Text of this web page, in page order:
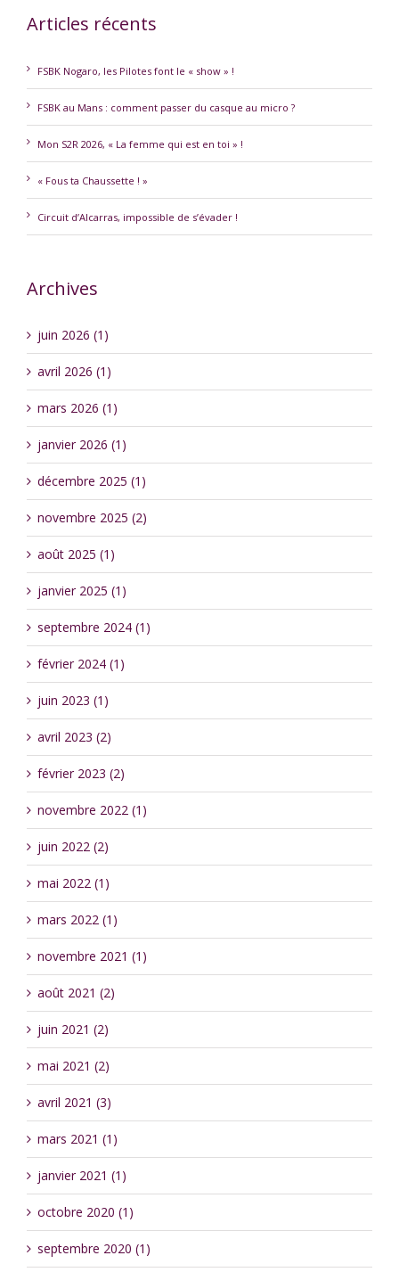
Articles récents
FSBK Nogaro, les Pilotes font le « show » !
FSBK au Mans : comment passer du casque au micro ?
Mon S2R 2026, « La femme qui est en toi » !
« Fous ta Chaussette ! »
Circuit d’Alcarras, impossible de s’évader !
Archives
juin 2026 (1)
avril 2026 (1)
mars 2026 (1)
janvier 2026 (1)
décembre 2025 (1)
novembre 2025 (2)
août 2025 (1)
janvier 2025 (1)
septembre 2024 (1)
février 2024 (1)
juin 2023 (1)
avril 2023 (2)
février 2023 (2)
novembre 2022 (1)
juin 2022 (2)
mai 2022 (1)
mars 2022 (1)
novembre 2021 (1)
août 2021 (2)
juin 2021 (2)
mai 2021 (2)
avril 2021 (3)
mars 2021 (1)
janvier 2021 (1)
octobre 2020 (1)
septembre 2020 (1)